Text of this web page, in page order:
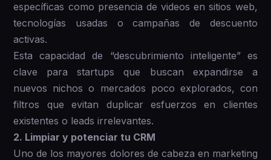
específicas como presencia de videos en sitios web,
tecnologías usadas o campañas de descuento
activas.
Esta capacidad de “descubrimiento inteligente” es
clave para startups que buscan expandirse a
nuevos nichos o mercados poco explorados, con
filtros que evitan duplicar esfuerzos en clientes
existentes o leads irrelevantes.
2. Limpiar y potenciar tu CRM
Uno de los mayores dolores de cabeza en marketing